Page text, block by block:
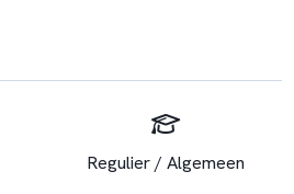
Regulier / Algemeen